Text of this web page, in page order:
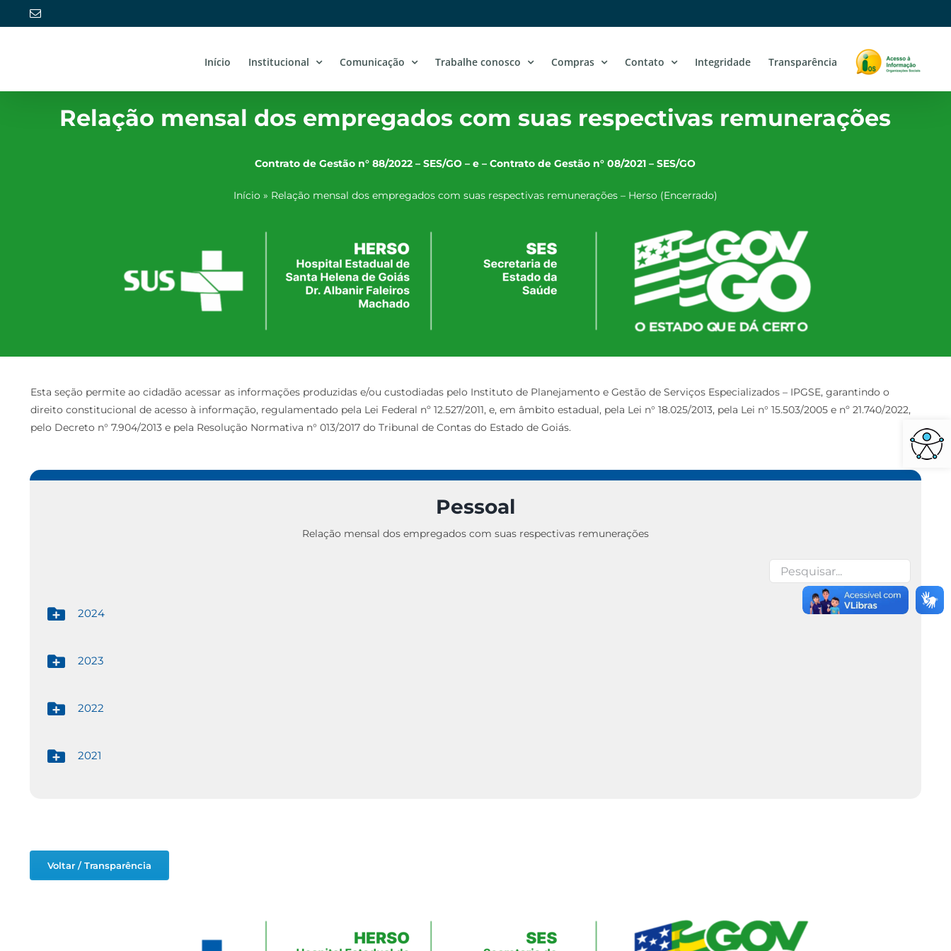
Barra de
para
E-
Início Institucional Comunicação Trabalhe conosco Compras Contato Integridade Transparência
Relação mensal dos empregados com suas respectivas remunerações
Contrato de Gestão n° 88/2022 – SES/GO – e – Contrato de Gestão n° 08/2021 – SES/GO
Início » Relação mensal dos empregados com suas respectivas remunerações – Herso (Encerrado)
Esta seção permite ao cidadão acessar as informações produzidas e/ou custodiadas pelo Instituto de Planejamento e Gestão de Serviços Especializados – IPGSE, garantindo o
direito constitucional de acesso à informação, regulamentado pela Lei Federal nº 12.527/2011, e, em âmbito estadual, pela Lei n° 18.025/2013, pela Lei n° 15.503/2005 e nº 21.740/2022,
pelo Decreto n° 7.904/2013 e pela Resolução Normativa n° 013/2017 do Tribunal de Contas do Estado de Goiás.
Pessoal
Relação mensal dos empregados com suas respectivas remunerações
2024
2023
2022
2021
Voltar / Transparência